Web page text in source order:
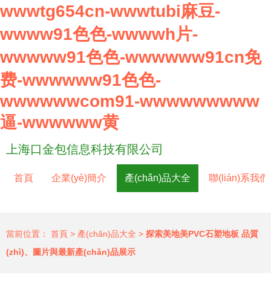
wwwtg654cn-wwwtubi麻豆-
wwww91色色-wwwwh片-
wwwww91色色-wwwwww91cn免
费-wwwwww91色色-
wwwwwwcom91-wwwwwwwww
逼-wwwwww黄
上海口金包信息科技有限公司
首頁 企業(yè)簡介 產(chǎn)品大全 聯(lián)系我們
當前位置： 首頁 > 產(chǎn)品大全 > 探索美地美PVC石塑地板 品質
(zhì)、圖片與最新產(chǎn)品展示